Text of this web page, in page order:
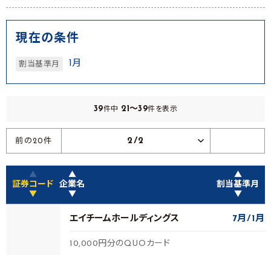
現在の条件
割当基準月 1月
39件中 21～39件を表示
前の20件 2/2
▲
証券コード
▼
▲
企業名
▼
▲
割当基準月
▼
エイチームホールディングス 7月 1月
10,000円分のQUOカード